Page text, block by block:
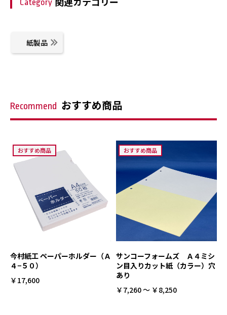
Category
紙製品
Recommend おすすめ商品
おすすめ商品
今村紙工 ペーパーホルダー（Ａ
４−５０）
￥17,600
おすすめ商品
サンコーフォームズ Ａ４ミシ
ン目入りカット紙（カラー）穴
あり
￥7,260 ～ ￥8,250